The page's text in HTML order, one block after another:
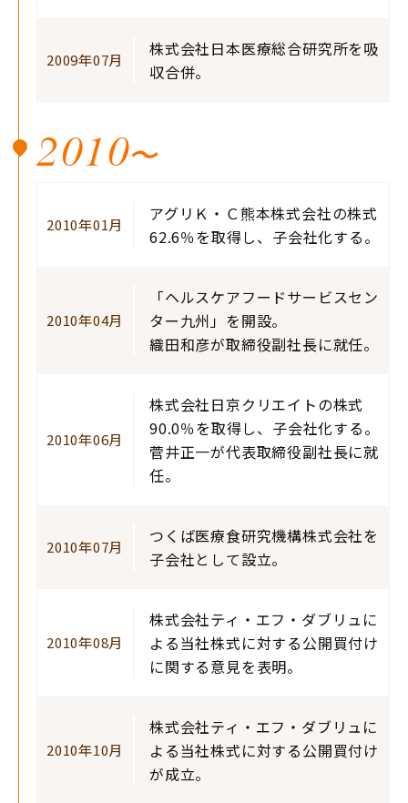
2009年07月
株式会社日本医療総合研究所を吸
収合併。
2010〜
2010年01月
アグリＫ・Ｃ熊本株式会社の株式
62.6％を取得し、子会社化する。
2010年04月
「ヘルスケアフードサービスセン
ター九州」を開設。
織田和彦が取締役副社長に就任。
2010年06月
株式会社日京クリエイトの株式
90.0％を取得し、子会社化する。
菅井正一が代表取締役副社長に就
任。
2010年07月
つくば医療食研究機構株式会社を
子会社として設立。
2010年08月
株式会社ティ・エフ・ダブリュに
よる当社株式に対する公開買付け
に関する意見を表明。
2010年10月
株式会社ティ・エフ・ダブリュに
よる当社株式に対する公開買付け
が成立。